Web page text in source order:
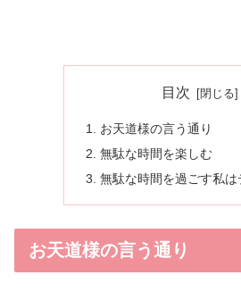
目次
お天道様の言う通り
無駄な時間を楽しむ
無駄な時間を過ごす私は
お天道様の言う通り